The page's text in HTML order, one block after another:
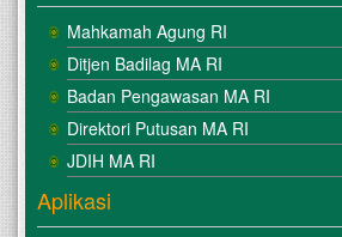
Mahkamah Agung RI
Ditjen Badilag MA RI
Badan Pengawasan MA RI
Direktori Putusan MA RI
JDIH MA RI
Aplikasi